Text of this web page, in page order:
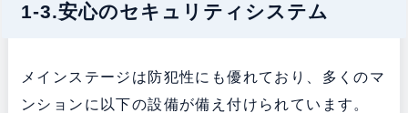
1-3.安心のセキュリティシステム
メインステージは防犯性にも優れており、多くのマ
ンションに以下の設備が備え付けられています。